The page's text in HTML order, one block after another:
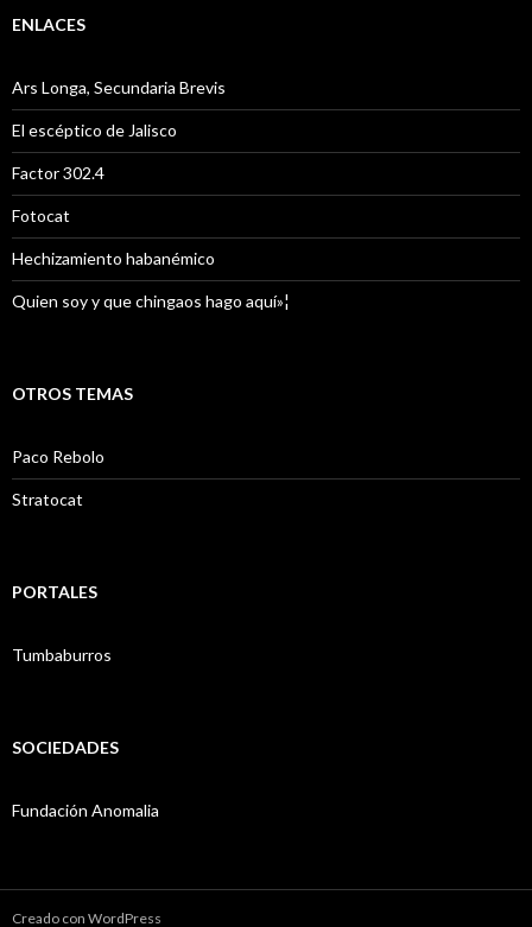
ENLACES
Ars Longa, Secundaria Brevis
El escéptico de Jalisco
Factor 302.4
Fotocat
Hechizamiento habanémico
Quien soy y que chingaos hago aquí»¦
OTROS TEMAS
Paco Rebolo
Stratocat
PORTALES
Tumbaburros
SOCIEDADES
Fundación Anomalia
Creado con WordPress